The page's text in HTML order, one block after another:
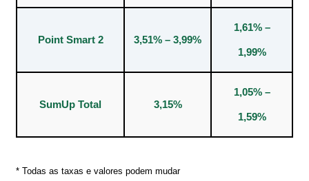
Point Smart 2 3,51% – 3,99%
1,61% –
1,99%
SumUp Total 3,15%
1,05% –
1,59%
* Todas as taxas e valores podem mudar